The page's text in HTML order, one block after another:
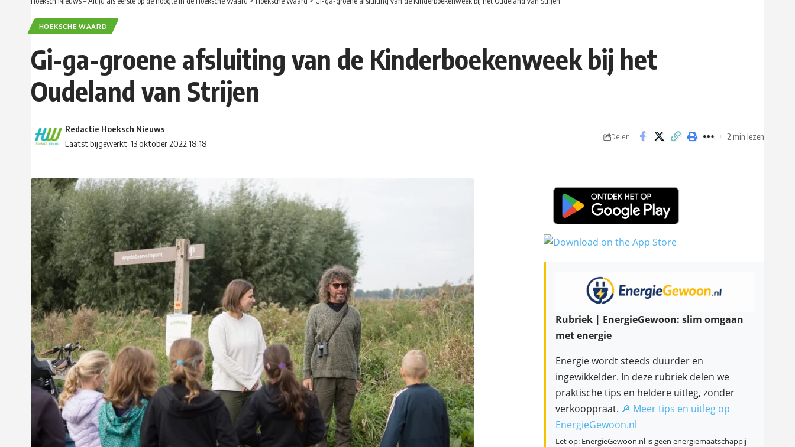
HOEKSCHE WAARD
Gi-ga-groene afsluiting van de Kinderboekenweek bij het
Oudeland van Strijen
Laatst bijgewerkt: 13 oktober 2022 18:18
Redactie Hoeksch Nieuws
Delen 2 min lezen
Rubriek | EnergieGewoon: slim omgaan
met energie
Energie wordt steeds duurder en
ingewikkelder. In deze rubriek delen we
praktische tips en heldere uitleg, zonder
verkooppraat. 🔎 Meer tips en uitleg op
EnergieGewoon.nl
Let op: EnergieGewoon.nl is geen energiemaatschappij